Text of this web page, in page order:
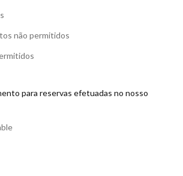
não permitidos
para reservas efetuadas no nosso